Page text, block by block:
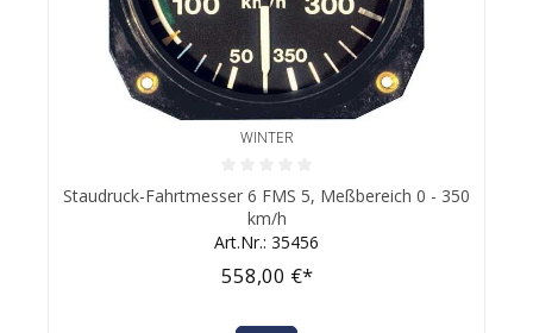
WINTER
Durchschnittliche Bewertung von 0 von 5 Sternen
Staudruck-Fahrtmesser 6 FMS 5, Meßbereich 0 - 350
km/h
Art.Nr.: 35456
558,00 €*